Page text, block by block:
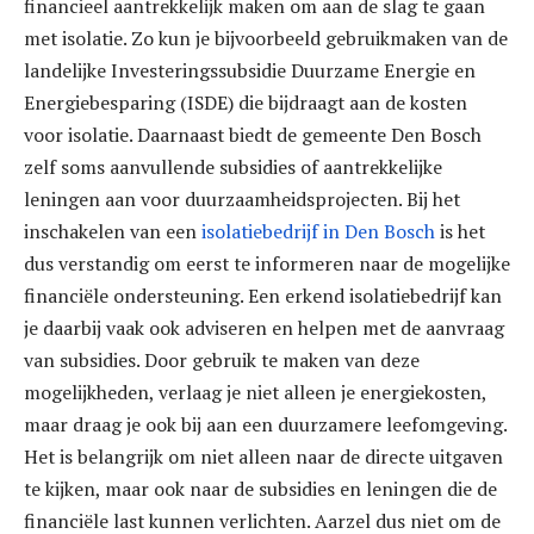
financieel aantrekkelijk maken om aan de slag te gaan
met isolatie. Zo kun je bijvoorbeeld gebruikmaken van de
landelijke Investeringssubsidie Duurzame Energie en
Energiebesparing (ISDE) die bijdraagt aan de kosten
voor isolatie. Daarnaast biedt de gemeente Den Bosch
zelf soms aanvullende subsidies of aantrekkelijke
leningen aan voor duurzaamheidsprojecten. Bij het
inschakelen van eenisolatiebedrijf in Den Boschis het
dus verstandig om eerst te informeren naar de mogelijke
financiële ondersteuning. Een erkend isolatiebedrijf kan
je daarbij vaak ook adviseren en helpen met de aanvraag
van subsidies. Door gebruik te maken van deze
mogelijkheden, verlaag je niet alleen je energiekosten,
maar draag je ook bij aan een duurzamere leefomgeving.
Het is belangrijk om niet alleen naar de directe uitgaven
te kijken, maar ook naar de subsidies en leningen die de
financiële last kunnen verlichten. Aarzel dus niet om de